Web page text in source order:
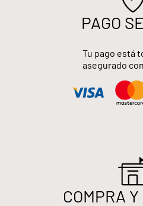
PAGO
Tu pago está
asegurado
COMPRA